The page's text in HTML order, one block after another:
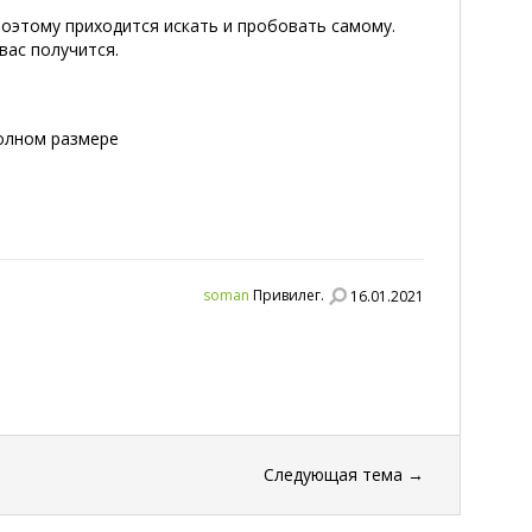
приходится искать и пробовать самому.
получится.
размере
soman Привилег. 16.01.2021
Следующая тема →